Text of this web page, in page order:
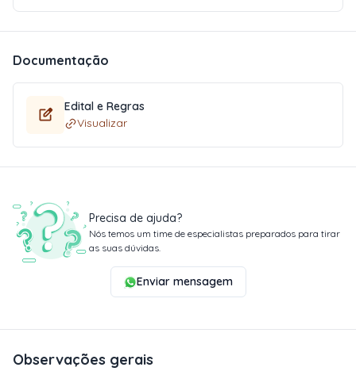
Documentação
Edital e Regras
Visualizar
Precisa de ajuda?
Nós temos um time de especialistas preparados para tirar
as suas dúvidas.
Enviar mensagem
Observações gerais